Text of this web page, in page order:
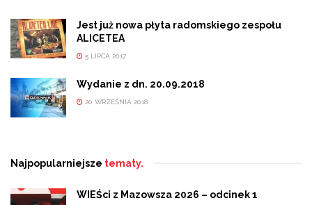
Jest już nowa płyta radomskiego zespołu
ALICETEA
5 LIPCA 2017
Wydanie z dn. 20.09.2018
20 WRZEŚNIA 2018
Najpopularniejsze tematy.
WIEŚci z Mazowsza 2026 – odcinek 1